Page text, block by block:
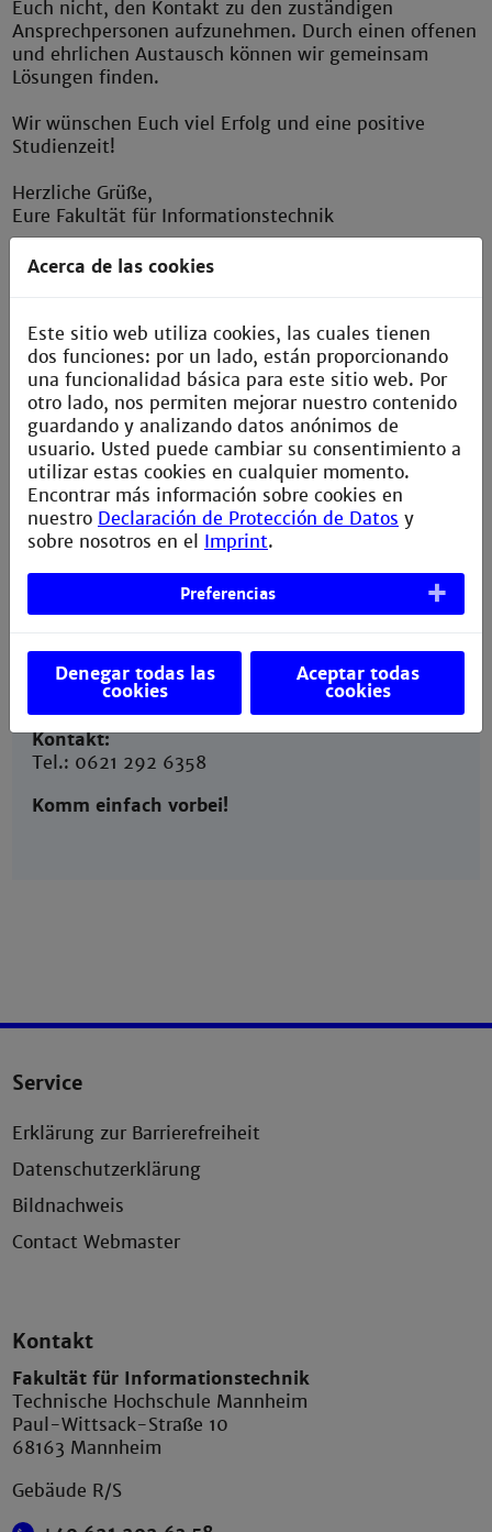
Euch nicht, den Kontakt zu den zuständigen
Ansprechpersonen aufzunehmen. Durch einen offenen
und ehrlichen Austausch können wir gemeinsam
Lösungen finden.
Wir wünschen Euch viel Erfolg und eine positive
Studienzeit!
Herzliche Grüße,
Eure Fakultät für Informationstechnik
Kontakt
Erste Anlaufstelle:
Sekretariat, Frau Ellen Kreuzholz
Wo:
Gebäude S, Raum 120
Montag - Donnerstag,
Email:
sekretariat@informationstechnik.th-
mannheim.de
Kontakt:
Tel.: 0621 292 6358
Komm einfach vorbei!
Service
Erklärung zur Barrierefreiheit
Datenschutzerklärung
Bildnachweis
Contact Webmaster
Kontakt
Fakultät für Informationstechnik
Technische Hochschule Mannheim
Paul-Wittsack-Straße 10
68163 Mannheim
Gebäude R/S
Acerca de las cookies
Este sitio web utiliza cookies, las cuales tienen
dos funciones: por un lado, están proporcionando
una funcionalidad básica para este sitio web. Por
otro lado, nos permiten mejorar nuestro contenido
guardando y analizando datos anónimos de
usuario. Usted puede cambiar su consentimiento a
utilizar estas cookies en cualquier momento.
Encontrar más información sobre cookies en
nuestro Declaración de Protección de Datos y
sobre nosotros en el Imprint.
Preferencias
Denegar todas las
cookies
Aceptar todas
cookies